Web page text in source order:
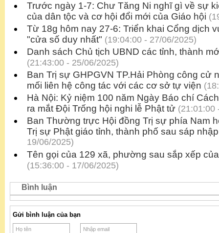
Trước ngày 1-7: Chư Tăng Ni nghĩ gì về sự
của dân tộc và cơ hội đổi mới của Giáo hội
Từ 18g hôm nay 27-6: Triển khai Cổng dịch
"cửa số duy nhất" (19:04:00 - 27/06/2025)
Danh sách Chủ tịch UBND các tỉnh, thành
(21:43:00 - 25/06/2025)
Ban Trị sự GHPGVN TP.Hải Phòng công cử
mối liên hệ công tác với các cơ sở tự viện
Hà Nội: Kỷ niệm 100 năm Ngày Báo chí
ra mắt Đội Trống hội nghi lễ Phật tử (21:01:00
Ban Thường trực Hội đồng Trị sự phía Nam
Trị sự Phật giáo tỉnh, thành phố sau sáp nhập
19/06/2025)
Tên gọi của 129 xã, phường sau sắp xếp
(15:36:00 - 17/06/2025)
Bình luận
Gửi bình luận của bạn